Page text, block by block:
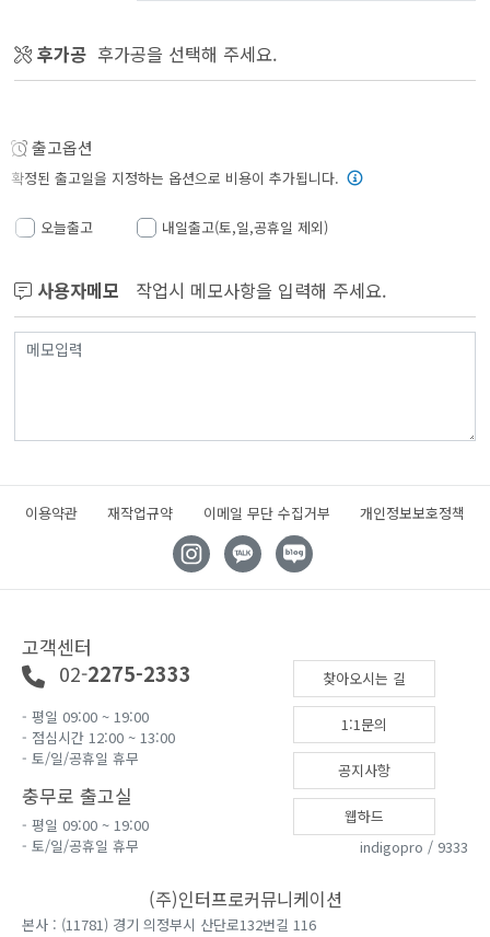
후가공 후가공을 선택해 주세요.
출고옵션
확정된 출고일을 지정하는 옵션으로 비용이 추가됩니다.
오늘출고 내일출고(토,일,공휴일 제외)
사용자메모 작업시 메모사항을 입력해 주세요.
이용약관 재작업규약 이메일 무단 수집거부 개인정보보호정책
고객센터
02-2275-2333
- 평일 09:00 ~ 19:00
- 점심시간 12:00 ~ 13:00
- 토/일/공휴일 휴무
충무로 출고실
- 평일 09:00 ~ 19:00
- 토/일/공휴일 휴무
찾아오시는 길
1:1문의
공지사항
웹하드
indigopro / 9333
(주)인터프로커뮤니케이션
본사 : (11781) 경기 의정부시 산단로132번길 116